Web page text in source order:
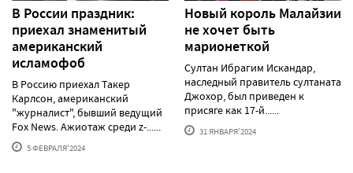
В России праздник:
приехал знаменитый
американский
исламофоб
В Россию приехал Такер
Карлсон, американский
"журналист", бывший ведущий
Fox News. Ажиотаж среди z-......
5 ФЕВРАЛЯ'2024
Новый король Малайзии
не хочет быть
марионеткой
Султан Ибрагим Искандар,
наследный правитель султаната
Джохор, был приведен к
присяге как 17-й......
31 ЯНВАРЯ'2024